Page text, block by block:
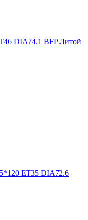
DIA74.1 BFP Литой
ET35 DIA72.6